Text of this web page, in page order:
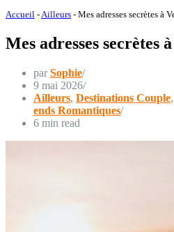
Accueil -Ailleurs - Mes adresses secrètes à
Mes adresses secrètes
parSophie
9 mai 2026
Ailleurs, Destinations Couple,
ends Romantiques
6 min read